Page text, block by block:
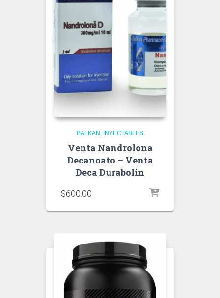
BALKAN INYECTABLES
Venta Nandrolona
Decanoato – Venta
Deca Durabolin
$600.00